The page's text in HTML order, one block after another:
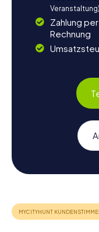
Veranstaltung)
Zahlung
Rechnung